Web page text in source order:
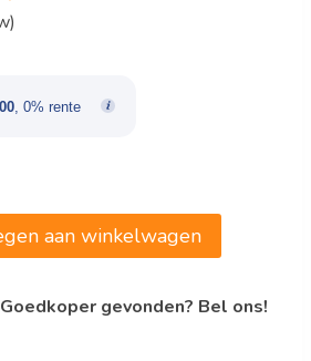
€897,00.
, 0% rente
aan winkelwagen
gevonden? Bel ons!